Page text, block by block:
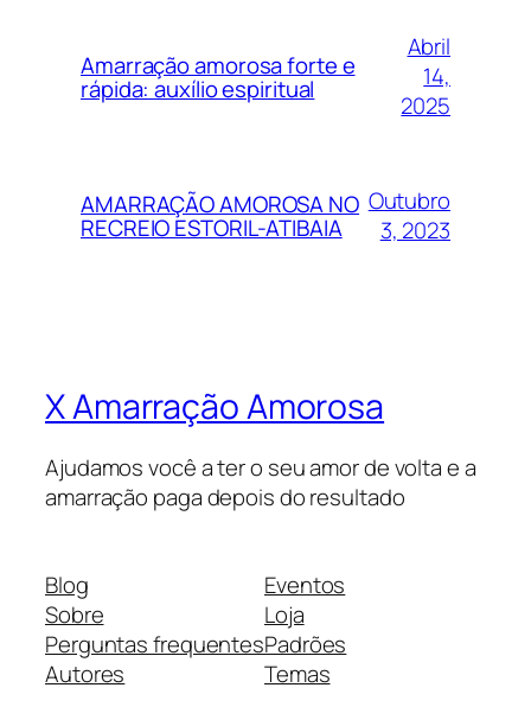
Amarração amorosa forte e
rápida: auxílio espiritual
Abril
14,
2025
AMARRAÇÃO AMOROSA NO
RECREIO ESTORIL-ATIBAIA
Outubro
3, 2023
X Amarração Amorosa
Ajudamos você a ter o seu amor de volta e a
amarração paga depois do resultado
Blog
Sobre
Perguntas frequentes
Autores
Eventos
Loja
Padrões
Temas